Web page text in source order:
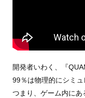
開発者いわく、『
99％は物理的にシミュ
つまり、ゲーム内にあ